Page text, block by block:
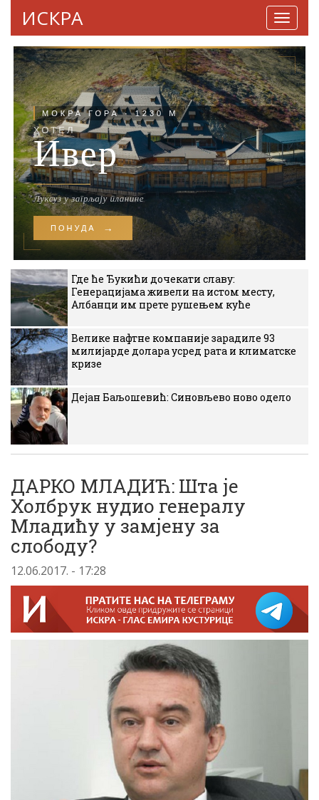
ИСКРА
Где ће Ђукићи дочекати славу:
Генерацијама живели на истом месту,
Албанци им прете рушењем куће
Велике нафтне компаније зарадиле 93
милијарде долара усред рата и климатске
кризе
Дејан Баљошевић: Синовљево ново одело
ДАРКО МЛАДИЋ: Шта је
Холбрук нудио генералу
Младићу у замјену за
слободу?
12.06.2017. - 17:28